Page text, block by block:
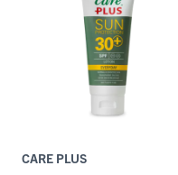
CARE PLUS